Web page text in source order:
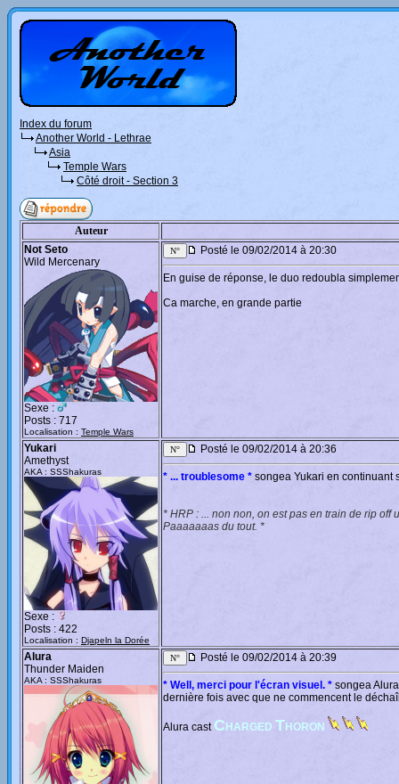
Index du forum
Another World - Lethrae
Asia
Temple Wars
Côté droit - Section 3
Auteur
Not Seto
Wild Mercenary
Sexe :
Posts : 717
Localisation : Temple Wars
Posté le 09/02/2014 à 20:30
En guise de réponse, le duo redoubla
Ca marche, en grande partie
Yukari
Amethyst
AKA : SSShakuras
Sexe :
Posts : 422
Localisation : Djapeln la Dorée
Posté le 09/02/2014 à 20:36
* ... troublesome * songea Yukari en continuant
* HRP : ... non non, on est pas en train de rip
Paaaaaaas du tout. *
Alura
Thunder Maiden
AKA : SSShakuras
Posté le 09/02/2014 à 20:39
* Well, merci pour l'écran visuel. * songea
dernière fois avec que ne commencent le
Alura cast C HARGED THORON